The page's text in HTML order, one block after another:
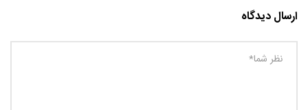
ارسال دیدگاه